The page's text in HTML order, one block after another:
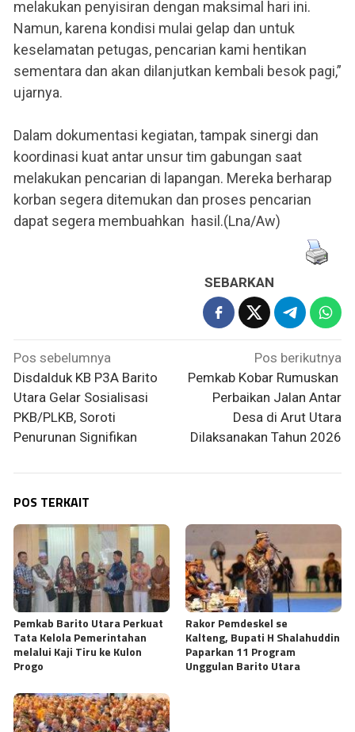
melakukan penyisiran dengan maksimal hari ini.
Namun, karena kondisi mulai gelap dan untuk
keselamatan petugas, pencarian kami hentikan
sementara dan akan dilanjutkan kembali besok pagi,”
ujarnya.
Dalam dokumentasi kegiatan, tampak sinergi dan
koordinasi kuat antar unsur tim gabungan saat
melakukan pencarian di lapangan. Mereka berharap
korban segera ditemukan dan proses pencarian
dapat segera membuahkan hasil.(Lna/Aw)
SEBARKAN
Navigasi
pos
Pos sebelumnya
Disdalduk KB P3A Barito
Utara Gelar Sosialisasi
PKB/PLKB, Soroti
Penurunan Signifikan
Pos berikutnya
Pemkab Kobar Rumuskan
Perbaikan Jalan Antar
Desa di Arut Utara
Dilaksanakan Tahun 2026
POS TERKAIT
Pemkab Barito Utara Perkuat
Tata Kelola Pemerintahan
melalui Kaji Tiru ke Kulon
Progo
Rakor Pemdeskel se
Kalteng, Bupati H Shalahuddin
Paparkan 11 Program
Unggulan Barito Utara